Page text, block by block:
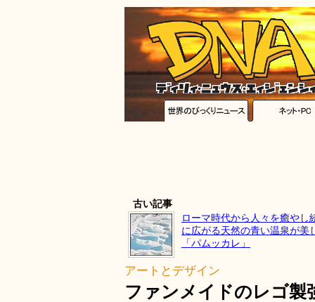
古い記事
ローマ時代から人々を癒やし
に広がる天然の青い温泉が美
「パムッカレ」
アートとデザイン
ファンメイドのレゴ製